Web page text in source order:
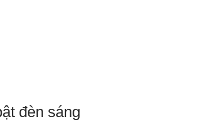
đèn sáng